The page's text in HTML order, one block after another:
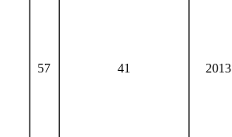
57 41 2013